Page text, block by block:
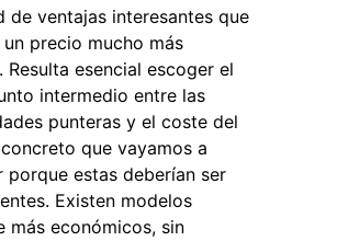
de ventajas interesantes que
un precio mucho más
Resulta esencial escoger el
intermedio entre las
punteras y el coste del
que vayamos a
porque estas deberían ser
Existen modelos
más económicos, sin